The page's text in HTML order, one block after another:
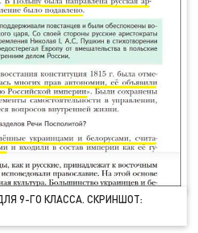
9-ГО КЛАССА. СКРИНШОТ: